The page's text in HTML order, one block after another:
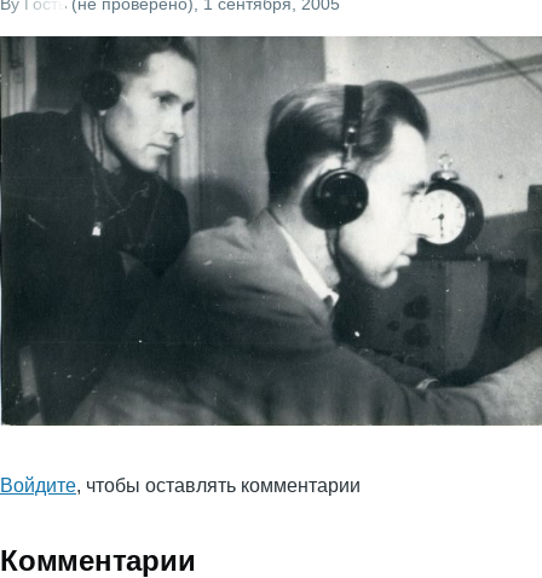
навигации
By Гость (не проверено), 1 сентября, 2005
Войдите, чтобы оставлять комментарии
Комментарии